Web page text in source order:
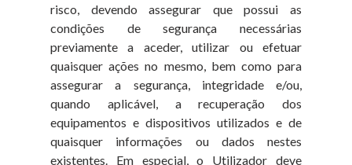
risco, devendo assegurar que possui as
condições de segurança necessárias
previamente a aceder, utilizar ou efetuar
quaisquer ações no mesmo, bem como para
assegurar a segurança, integridade e/ou,
quando aplicável, a recuperação dos
equipamentos e dispositivos utilizados e de
quaisquer informações ou dados nestes
existentes. Em especial, o Utilizador deve